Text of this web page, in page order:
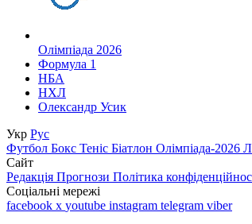
Олімпіада 2026
Формула 1
НБА
НХЛ
Олександр Усик
Укр Рус
Футбол Бокс Теніс Біатлон Олімпіада-2026
Сайт
Редакція Прогнози Політика
Соціальні мережі
facebook x youtube instagram telegram viber